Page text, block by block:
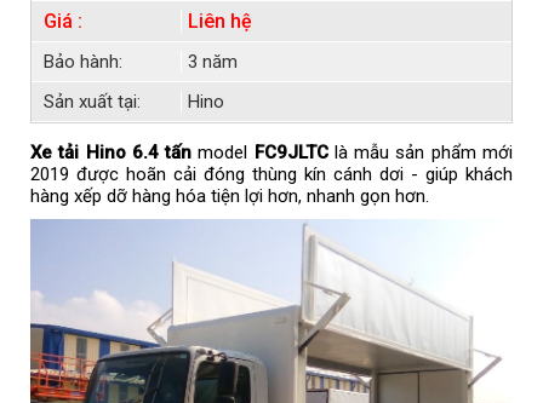
Giá : Liên hệ
Bảo hành:
3 năm
Sản xuất tại:
Hino
Xe tải Hino 6.4 tấn model FC9JLTClà mẫu sản phẩm mới
2019 được hoãn cải đóng thùng kín cánh dơi - giúp khách
hàng xếp dỡ hàng hóa tiện lợi hơn, nhanh gọn hơn.